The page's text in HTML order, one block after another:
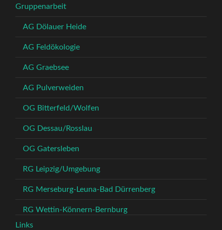
Gruppenarbeit
AG Dölauer Heide
AG Feldökologie
AG Graebsee
AG Pulverweiden
OG Bitterfeld/Wolfen
OG Dessau/Rosslau
OG Gatersleben
RG Leipzig/Umgebung
RG Merseburg-Leuna-Bad Dürrenberg
RG Wettin-Könnern-Bernburg
Links